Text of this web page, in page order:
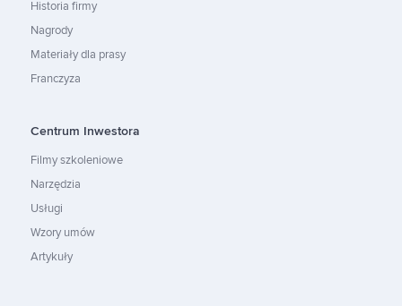
Historia firmy
Nagrody
Materiały dla prasy
Franczyza
Centrum Inwestora
Filmy szkoleniowe
Narzędzia
Usługi
Wzory umów
Artykuły